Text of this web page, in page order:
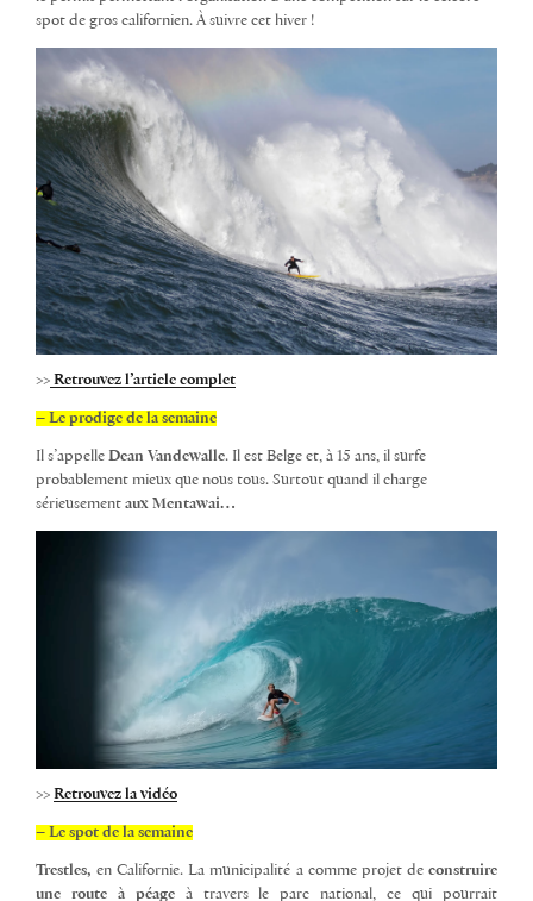
spot de gros californien. À suivre cet hiver !
>> Retrouvez l’article complet
– Le prodige de la semaine
Il s’appelle Dean Vandewalle. Il est Belge et, à 15 ans, il surfe
probablement mieux que nous tous. Surtout quand il charge
sérieusement aux Mentawai…
>> Retrouvez la vidéo
– Le spot de la semaine
Trestles, en Californie. La municipalité a comme projet de construire
une route à péageà travers le parc national, ce qui pourrait